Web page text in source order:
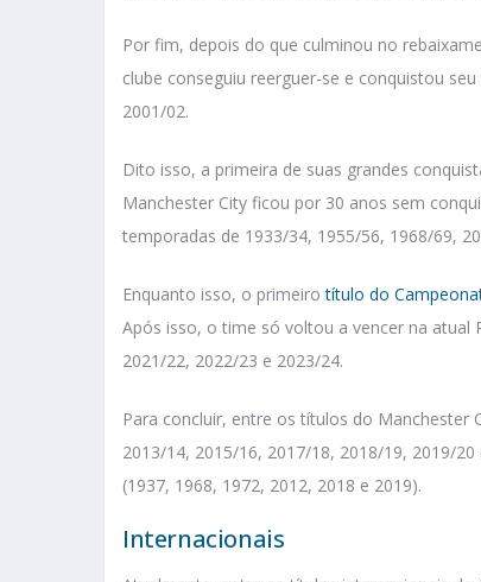
Por fim, depois do que culminou no
clube conseguiu reerguer-se e conquistou
2001/02.
Dito isso, a primeira de suas grandes
Manchester City ficou por 30 anos sem
temporadas de 1933/34, 1955/56, 1968/69,
Enquanto isso, o primeirotítulo do
Após isso, o time só voltou a vencer na atual
2021/22, 2022/23 e 2023/24.
Para concluir, entre os títulos do Manchester
2013/14, 2015/16, 2017/18, 2018/19, 2019/
(1937, 1968, 1972, 2012, 2018 e 2019).
Internacionais